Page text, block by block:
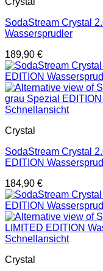
SodaStream Crystal
Wassersprudler
189,90 €
Schnellansicht
Crystal
SodaStream Crystal
EDITION
184,90 €
Schnellansicht
Crystal